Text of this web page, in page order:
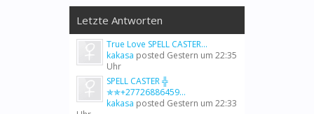
Letzte Antworten
True Love SPELL CASTER...
kakasa posted Gestern um 22:35
Uhr
SPELL CASTER ╬
✯✯+27726886459...
kakasa posted Gestern um 22:33